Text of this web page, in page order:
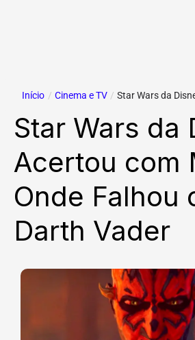
Início / Cinema e TV / Star Wars da
Star Wars da
Acertou com
Onde Falhou
Darth Vader